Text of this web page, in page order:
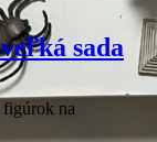
sada
figúrok na